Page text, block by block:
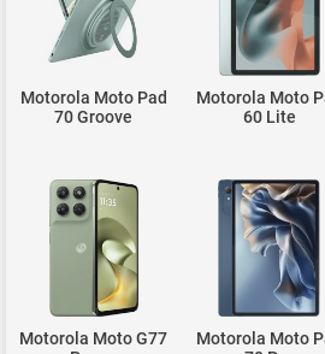
Motorola Moto Pad
70 Groove
Motorola Moto
60 Lite
Motorola Moto G77
Motorola Moto